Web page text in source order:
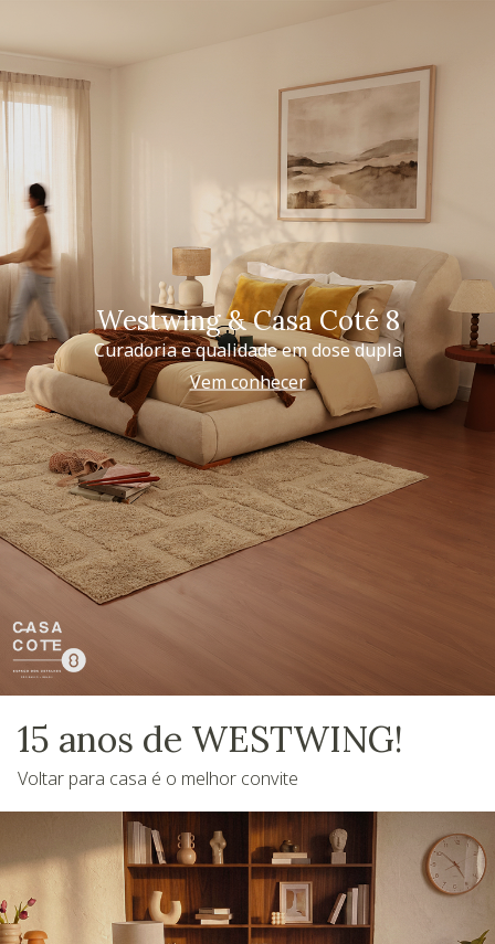
Westwing & Casa Coté 8
Curadoria e qualidade em dose dupla
Vem conhecer
15 anos de WESTWING!
Voltar para casa é o melhor convite